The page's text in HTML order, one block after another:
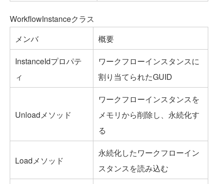
WorkflowInstanceクラス
メンバ
概要
InstanceIdプロパテ
ィ
ワークフローインスタンスに
割り当てられたGUID
Unloadメソッド
ワークフローインスタンスを
メモリから削除し、永続化す
る
Loadメソッド
永続化したワークフローイン
スタンスを読み込む